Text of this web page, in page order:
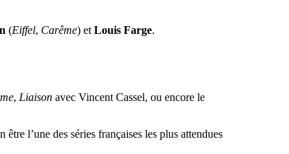
(Eiffel, Carême) et Louis Farge.
, Liaison avec Vincent Cassel, ou encore le
être l’une des séries françaises les plus attendues